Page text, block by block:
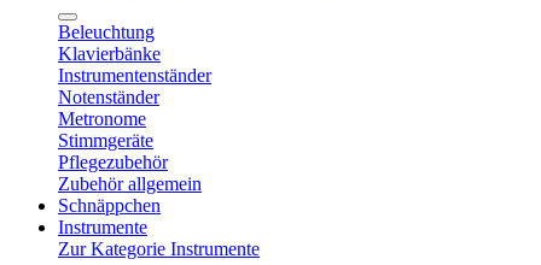
Beleuchtung
Klavierbänke
Instrumentenständer
Notenständer
Metronome
Stimmgeräte
Pflegezubehör
Zubehör allgemein
Schnäppchen
Instrumente
Zur Kategorie Instrumente